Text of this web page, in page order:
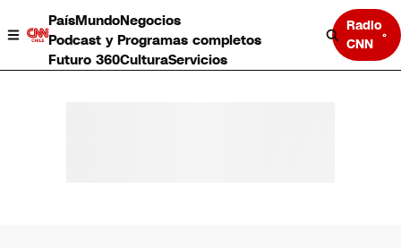
PaísMundoNegocios
Podcast y Programas completos
Futuro 360CulturaServicios
Radio
CNN